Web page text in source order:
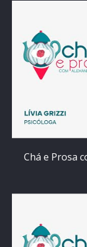
Chá e Prosa